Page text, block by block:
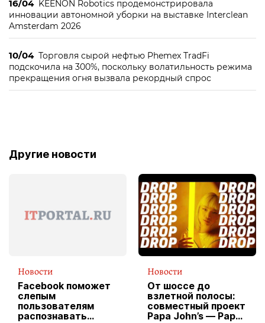
16/04 KEENON Robotics продемонстрировала
инновации автономной уборки на выставке Interclean
Amsterdam 2026
10/04 Торговля сырой нефтью Phemex TradFi
подскочила на 300%, поскольку волатильность режима
прекращения огня вызвала рекордный спрос
Другие новости
Новости
Facebook поможет
слепым
пользователям
распознавать
Новости
От шоссе до
взлетной полосы:
совместный проект
Papa John’s — Papa